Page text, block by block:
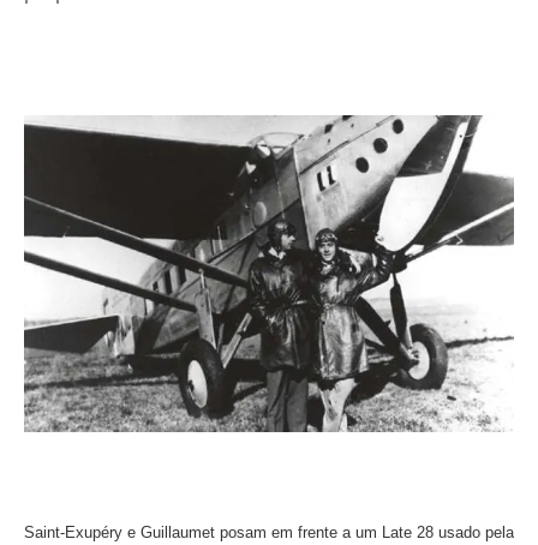
Saint-Exupéry e Guillaumet posam em frente a um Late 28 usado pela